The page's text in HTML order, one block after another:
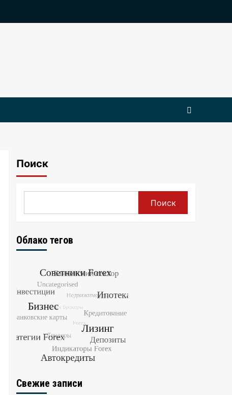
Поиск
Поиск
Облако тегов
Свежие записи